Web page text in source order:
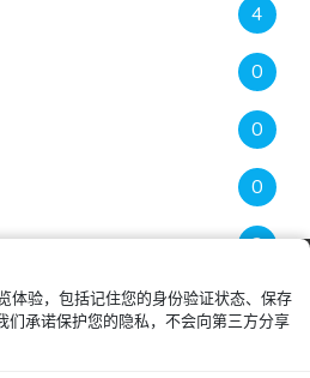
4
0
0
0
3
0
体验，包括记住您的身份验证状态、保存
们承诺保护您的隐私，不会向第三方分享